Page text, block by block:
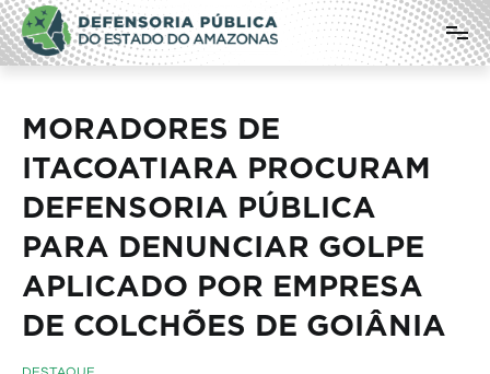
Pular
para
o
conteúdo
Defensoria Pública do Estado do
Amazonas
MORADORES DE
ITACOATIARA PROCURAM
DEFENSORIA PÚBLICA
PARA DENUNCIAR GOLPE
APLICADO POR EMPRESA
DE COLCHÕES DE GOIÂNIA